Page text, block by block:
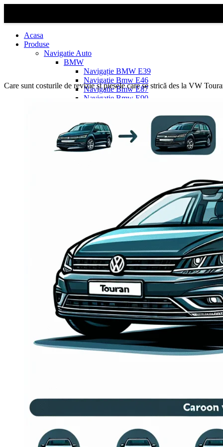
Acasa
Produse
Navigatie Auto
BMW
Navigație BMW E39
Navigatie Bmw E46
Navigatie Bmw E87
Navigatie Bmw E90
Navigatie Bmw F30
Navigatie Bmw Seria 1 E87
Navigatie Bmw X1
Navigatie Bmw X1 E84
Navigație Dacia Logan 1 (2004–2012)
Navigație Dacia Logan 2 (2012–2020)
Navigație Dacia Logan 3 (2020–Prezent)
Navigatie Duster 2011
Navigatie Duster 2019
Audi
Navigatie Audi A3 8p
Navigatie Audi A4
Navigatie Audi A4 B6
Navigatie Audi A4 B7
Navigatie Audi A4 B8
Navigatie Audi A5
Navigatie Audi A6 C5
Navigatie Audi A6 C6
Navigatie Audi A6 C7
Navigatie Audi Q5
Ford
Navigație Mercedes C Class W203
Navigație Mercedes C Class W204
Care sunt costurile de revizie și piesele care se strică des la VW